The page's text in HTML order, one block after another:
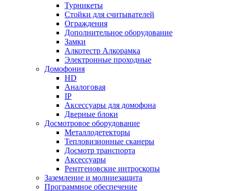
Турникеты
Стойки для считывателей
Ограждения
Дополнительное оборудование
Замки
Алкотестр Алкорамка
Электронные проходные
Домофония
HD
Аналоговая
IP
Аксессуары для домофона
Дверные блоки
Досмотровое оборудование
Металлодетекторы
Тепловизионные сканеры
Досмотр транспорта
Аксессуары
Рентгеновские интроскопы
Заземление и молниезащита
Программное обеспечение